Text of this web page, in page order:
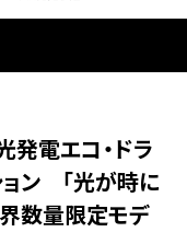
発電エコ・ドラ
ン 「光が時に
数量限定モデ